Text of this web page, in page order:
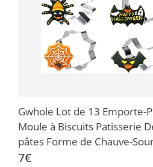
Gwhole Lot de 13 Emporte-
Moule à Biscuits Patisserie
pâtes Forme de Chauve-
Fantômes…
7€